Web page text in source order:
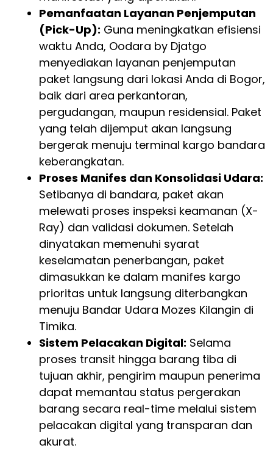
Pemanfaatan Layanan Penjemputan
(Pick-Up): Guna meningkatkan efisiensi
waktu Anda, Oodara by Djatgo
menyediakan layanan penjemputan
paket langsung dari lokasi Anda di Bogor,
baik dari area perkantoran,
pergudangan, maupun residensial. Paket
yang telah dijemput akan langsung
bergerak menuju terminal kargo bandara
keberangkatan.
Proses Manifes dan Konsolidasi Udara:
Setibanya di bandara, paket akan
melewati proses inspeksi keamanan (X-
Ray) dan validasi dokumen. Setelah
dinyatakan memenuhi syarat
keselamatan penerbangan, paket
dimasukkan ke dalam manifes kargo
prioritas untuk langsung diterbangkan
menuju Bandar Udara Mozes Kilangin di
Timika.
Sistem Pelacakan Digital: Selama
proses transit hingga barang tiba di
tujuan akhir, pengirim maupun penerima
dapat memantau status pergerakan
barang secara real-time melalui sistem
pelacakan digital yang transparan dan
akurat.